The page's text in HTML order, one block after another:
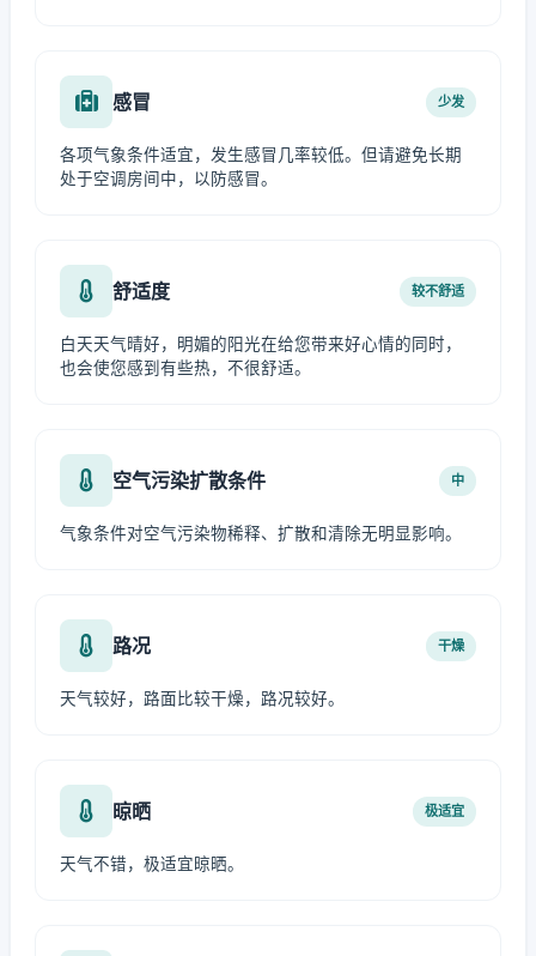
感冒 少发
各项气象条件适宜，发生感冒几率较低。但请避免长期
处于空调房间中，以防感冒。
舒适度 较不舒适
白天天气晴好，明媚的阳光在给您带来好心情的同时，
也会使您感到有些热，不很舒适。
空气污染扩散条件 中
气象条件对空气污染物稀释、扩散和清除无明显影响。
路况 干燥
天气较好，路面比较干燥，路况较好。
晾晒 极适宜
天气不错，极适宜晾晒。